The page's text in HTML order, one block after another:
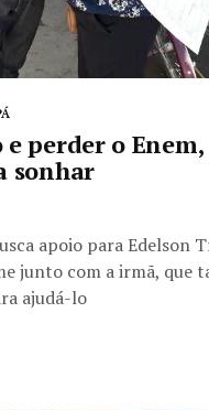
e perder o
sonhar
apoio para Edelson
junto com a irmã, que
ajudá-lo